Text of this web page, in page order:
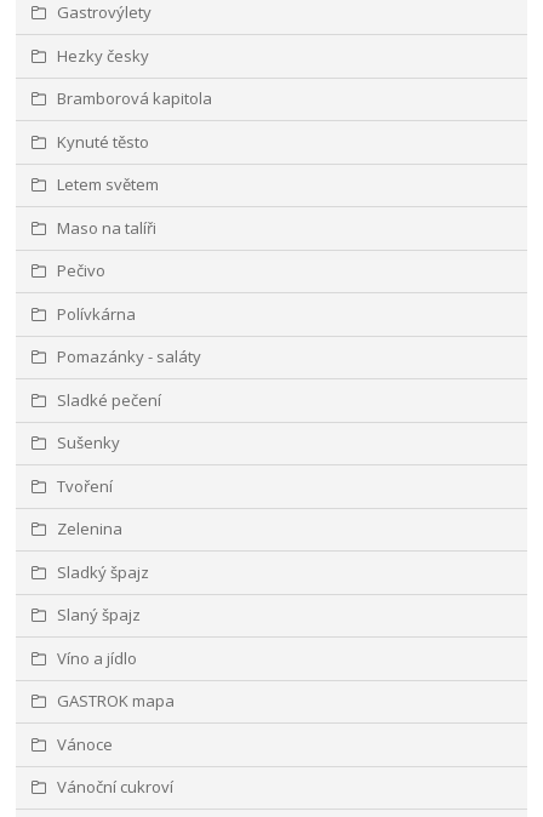
Gastrovýlety
Hezky česky
Bramborová kapitola
Kynuté těsto
Letem světem
Maso na talíři
Pečivo
Polívkárna
Pomazánky - saláty
Sladké pečení
Sušenky
Tvoření
Zelenina
Sladký špajz
Slaný špajz
Víno a jídlo
GASTROK mapa
Vánoce
Vánoční cukroví